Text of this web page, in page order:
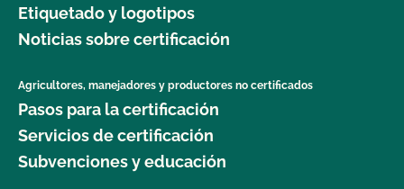
jardinería orgánica?
seguridad alimentaria como agricultor orgánico?
¿Dónde puedo obtener más información sobre la
gestión del ganado orgánico?
Etiquetado y logotipos
Noticias sobre certificación
Agricultores, manejadores y productores no certificados
Pasos para la certificación
Servicios de certificación
Subvenciones y educación